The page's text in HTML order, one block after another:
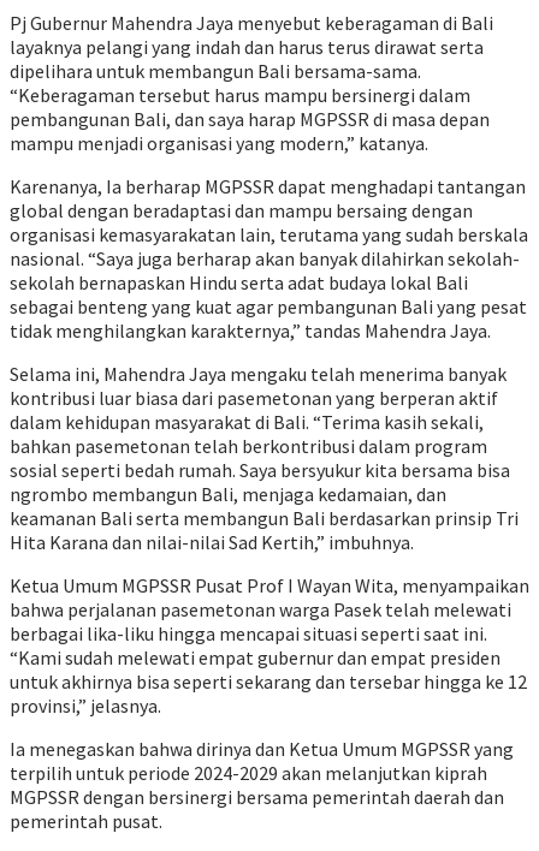
Pj Gubernur Mahendra Jaya menyebut keberagaman di Bali
layaknya pelangi yang indah dan harus terus dirawat serta
dipelihara untuk membangun Bali bersama-sama.
“Keberagaman tersebut harus mampu bersinergi dalam
pembangunan Bali, dan saya harap MGPSSR di masa depan
mampu menjadi organisasi yang modern,” katanya.
Karenanya, Ia berharap MGPSSR dapat menghadapi tantangan
global dengan beradaptasi dan mampu bersaing dengan
organisasi kemasyarakatan lain, terutama yang sudah berskala
nasional. “Saya juga berharap akan banyak dilahirkan sekolah-
sekolah bernapaskan Hindu serta adat budaya lokal Bali
sebagai benteng yang kuat agar pembangunan Bali yang pesat
tidak menghilangkan karakternya,” tandas Mahendra Jaya.
Selama ini, Mahendra Jaya mengaku telah menerima banyak
kontribusi luar biasa dari pasemetonan yang berperan aktif
dalam kehidupan masyarakat di Bali. “Terima kasih sekali,
bahkan pasemetonan telah berkontribusi dalam program
sosial seperti bedah rumah. Saya bersyukur kita bersama bisa
ngrombo membangun Bali, menjaga kedamaian, dan
keamanan Bali serta membangun Bali berdasarkan prinsip Tri
Hita Karana dan nilai-nilai Sad Kertih,” imbuhnya.
Ketua Umum MGPSSR Pusat Prof I Wayan Wita, menyampaikan
bahwa perjalanan pasemetonan warga Pasek telah melewati
berbagai lika-liku hingga mencapai situasi seperti saat ini.
“Kami sudah melewati empat gubernur dan empat presiden
untuk akhirnya bisa seperti sekarang dan tersebar hingga ke 12
provinsi,” jelasnya.
Ia menegaskan bahwa dirinya dan Ketua Umum MGPSSR yang
terpilih untuk periode 2024-2029 akan melanjutkan kiprah
MGPSSR dengan bersinergi bersama pemerintah daerah dan
pemerintah pusat.